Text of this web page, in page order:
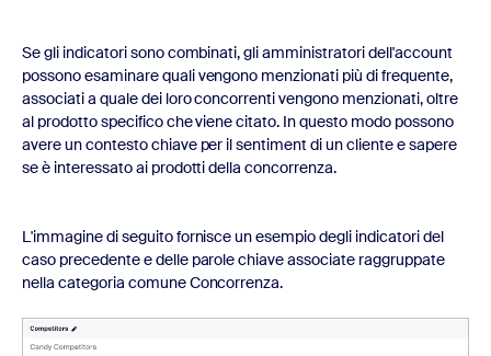
Se gli indicatori sono combinati, gli amministratori dell'account
possono esaminare quali vengono menzionati più di frequente,
associati a quale dei loro concorrenti vengono menzionati, oltre
al prodotto specifico che viene citato. In questo modo possono
avere un contesto chiave per il sentiment di un cliente e sapere
se è interessato ai prodotti della concorrenza.
L'immagine di seguito fornisce un esempio degli indicatori del
caso precedente e delle parole chiave associate raggruppate
nella categoria comune Concorrenza.